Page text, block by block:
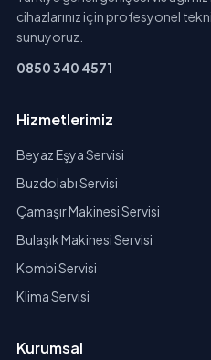
cihazlarınız için profesyonel
sunuyoruz.
0850 340 4571
Hizmetlerimiz
Beyaz Eşya Servisi
Buzdolabı Servisi
Çamaşır Makinesi Servisi
Bulaşık Makinesi Servisi
Kombi Servisi
Klima Servisi
Kurumsal